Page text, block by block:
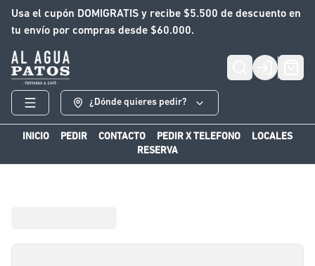
Usa el cupón DOMIGRATIS y recibe $5.500 de descuento en
tu envío por compras desde $60.000.
Login
¿Dónde quieres pedir?
INICIO PEDIR CONTACTO PEDIR X TELEFONO
LOCALES
RESERVA